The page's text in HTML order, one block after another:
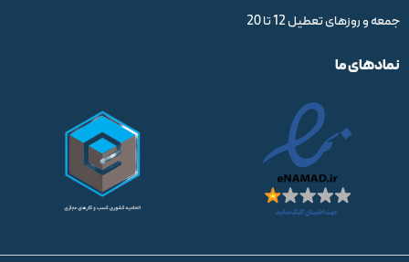
جمعه و روزهای تعطیل 12 تا 20
نمادهای ما